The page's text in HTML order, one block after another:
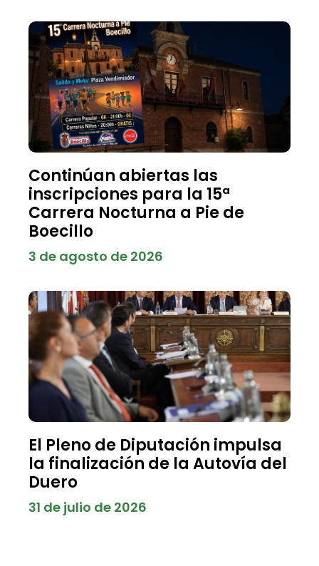
Continúan abiertas las
inscripciones para la 15ª
Carrera Nocturna a Pie de
Boecillo
3 de agosto de 2026
El Pleno de Diputación impulsa
la finalización de la Autovía del
Duero
31 de julio de 2026